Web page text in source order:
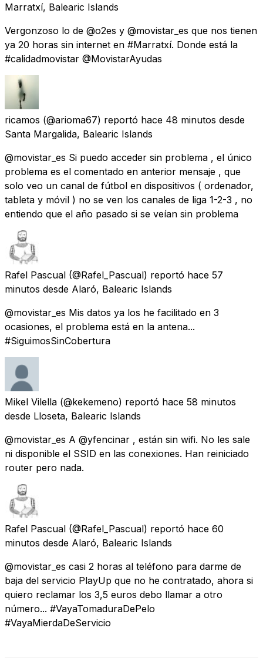
Marratxí, Balearic Islands
Vergonzoso lo de @o2es y @movistar_es que nos tienen
ya 20 horas sin internet en #Marratxí. Donde está la
#calidadmovistar @MovistarAyudas
ricamos (@arioma67) reportó hace 48 minutos desde
Santa Margalida, Balearic Islands
@movistar_es Si puedo acceder sin problema , el único
problema es el comentado en anterior mensaje , que
solo veo un canal de fútbol en dispositivos ( ordenador,
tableta y móvil ) no se ven los canales de liga 1-2-3 , no
entiendo que el año pasado si se veían sin problema
Rafel Pascual (@Rafel_Pascual) reportó hace 57
minutos desde Alaró, Balearic Islands
@movistar_es Mis datos ya los he facilitado en 3
ocasiones, el problema está en la antena...
#SiguimosSinCobertura
Mikel Vilella (@kekemeno) reportó hace 58 minutos
desde Lloseta, Balearic Islands
@movistar_es A @yfencinar , están sin wifi. No les sale
ni disponible el SSID en las conexiones. Han reiniciado
router pero nada.
Rafel Pascual (@Rafel_Pascual) reportó hace 60
minutos desde Alaró, Balearic Islands
@movistar_es casi 2 horas al teléfono para darme de
baja del servicio PlayUp que no he contratado, ahora si
quiero reclamar los 3,5 euros debo llamar a otro
número... #VayaTomaduraDePelo
#VayaMierdaDeServicio